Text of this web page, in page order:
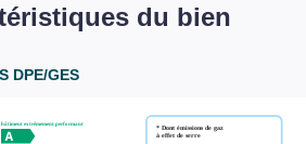
du bien
DPE/GES